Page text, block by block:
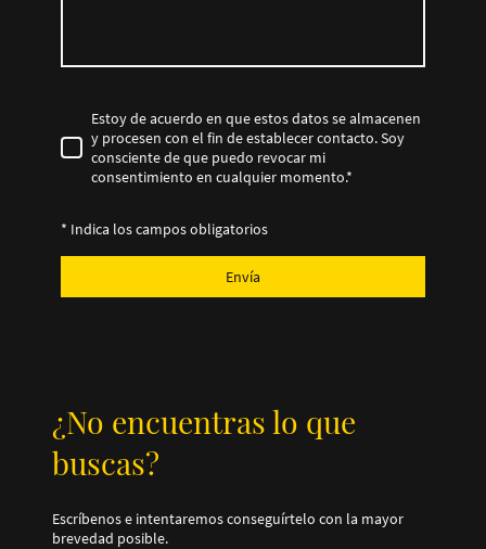
Estoy de acuerdo en que estos datos se almacenen
y procesen con el fin de establecer contacto. Soy
consciente de que puedo revocar mi
consentimiento en cualquier momento.*
* Indica los campos obligatorios
Envía
¿No encuentras lo que
buscas?
Escríbenos e intentaremos conseguírtelo con la mayor
brevedad posible.